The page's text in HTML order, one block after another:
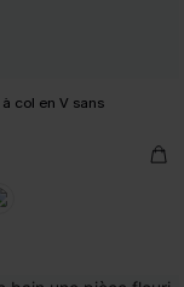
col en V sans